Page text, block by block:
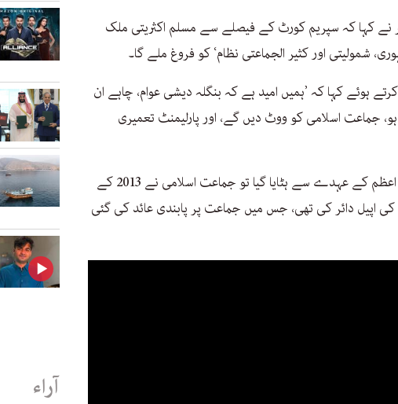
نے کہا کہ سپریم کورٹ کے فیصلے سے مسلم اکثریتی ملک
ہوئے کہا کہ ’ہمیں امید ہے کہ بنگلہ دیشی عوام، چاہے ان
جماعت اسلامی کو ووٹ دیں گے، اور پارلیمنٹ تعمیری
جب اگست میں شیخ حسینہ کو وزیر اعظم کے عہدے سے ہٹایا گیا تو جماعت اسلامی نے 2013 کے
اپیل دائر کی تھی، جس میں جماعت پر پابندی عائد کی گئی
آراء